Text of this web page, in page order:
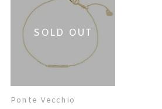
SOLD OUT
Ponte Vecchio